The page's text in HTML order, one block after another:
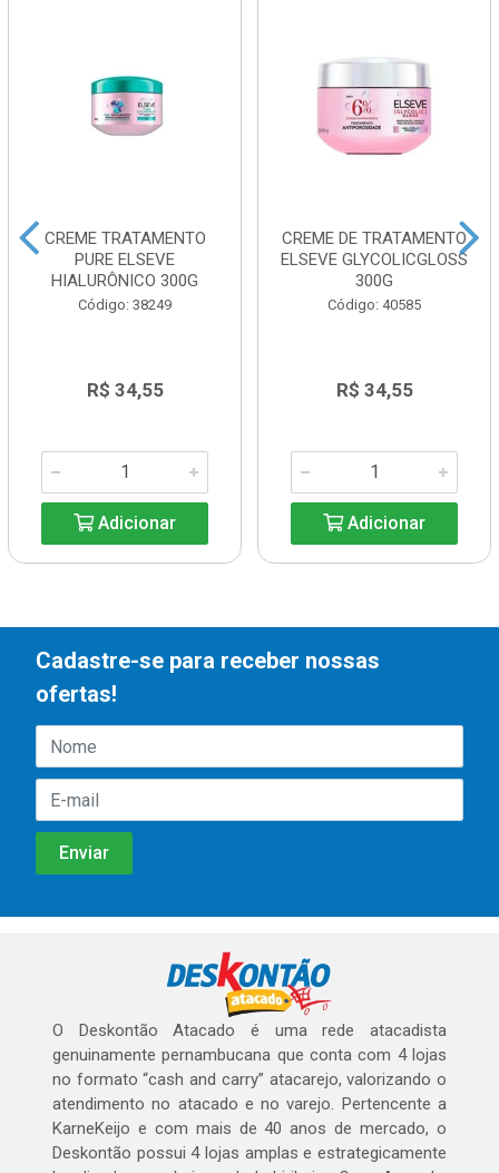
CREME TRATAMENTO
PURE ELSEVE
HIALURÔNICO 300G
Código: 38249
R$ 34,55
Adicionar
CREME DE TRATAMENTO
ELSEVE GLYCOLICGLOSS
300G
Código: 40585
R$ 34,55
Adicionar
Cadastre-se para receber nossas
ofertas!
O Deskontão Atacado é uma rede atacadista
genuinamente pernambucana que conta com 4 lojas
no formato “cash and carry” atacarejo, valorizando o
atendimento no atacado e no varejo. Pertencente a
KarneKeijo e com mais de 40 anos de mercado, o
Deskontão possui 4 lojas amplas e estrategicamente